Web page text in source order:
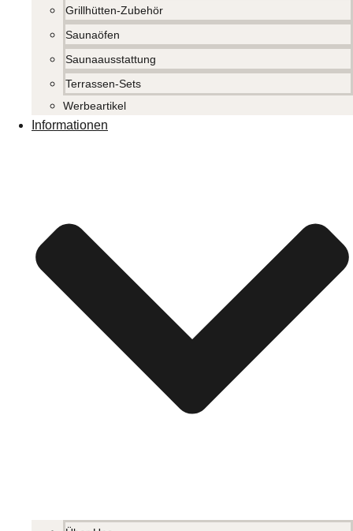
Grillhütten-Zubehör
Saunaöfen
Saunaausstattung
Terrassen-Sets
Werbeartikel
Informationen